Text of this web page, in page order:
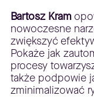
Bartosz Kram
nowoczesne
zwiększyć
Pokaże jak
procesy
także podpowie
zminimalizować